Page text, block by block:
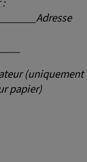
:
(uniquement
papier)